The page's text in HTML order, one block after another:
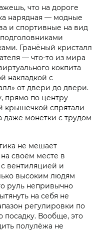
что на дороге
нарядная — модные
и спортивные на вид
Гранёный кристалл
— что-то из мира
кокпита
накладкой с
от двери до двери.
прямо по центру
крышечкой спрятали
даже монетки с трудом
не мешает
своём месте в
вентиляцией и
высоким людям
руль непривычно
на себя не
регулировки по
посадку. Вообще, это
полулёжа не